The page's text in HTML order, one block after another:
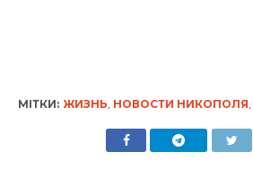
МІТКИ: ЖИЗНЬ НОВОСТИ НИКОПОЛЯ